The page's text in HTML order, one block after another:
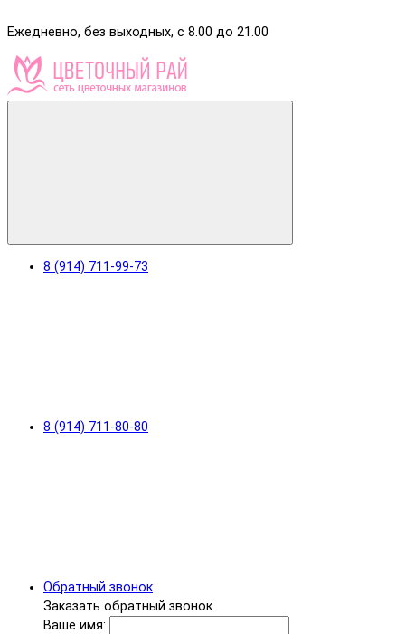
Ежедневно, без выходных, с 8.00 до 21.00
8 (914) 711-99-73
8 (914) 711-80-80
Обратный звонок
Заказать обратный звонок
Ваше имя: